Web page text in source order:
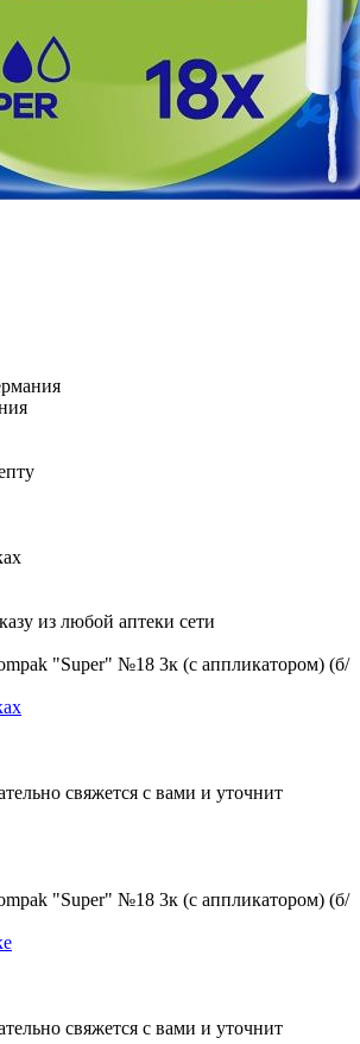
из любой аптеки сети
"Super" №18 3к (с аппликатором) (б/
свяжется с вами и уточнит
"Super" №18 3к (с аппликатором) (б/
свяжется с вами и уточнит